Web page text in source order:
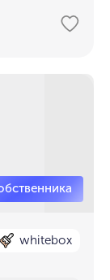
whitebox